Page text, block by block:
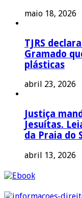
maio 18, 2026
TJRS
Gramado
plásticas
abril 23, 2026
Justiça
Jesuítas.
da Praia do
abril 13, 2026